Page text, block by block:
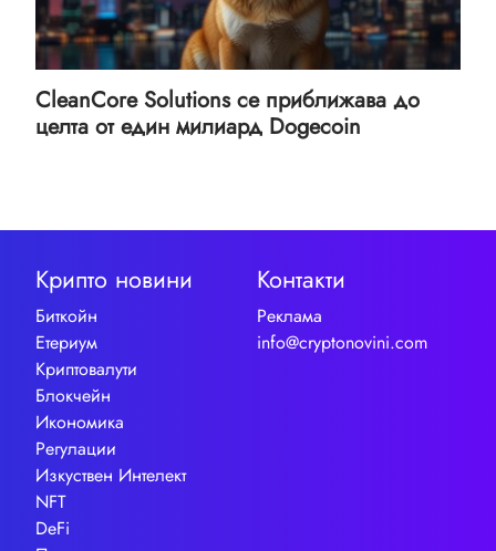
CleanCore Solutions се приближава до
целта от един милиард Dogecoin
Крипто новини
Биткойн
Етериум
Криптовалути
Блокчейн
Икономика
Регулации
Изкуствен Интелект
NFT
DeFi
Контакти
Реклама
info@cryptonovini.com